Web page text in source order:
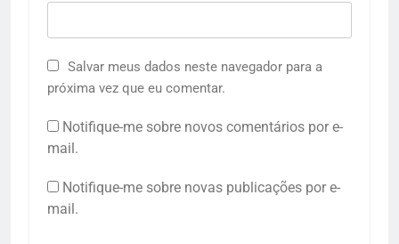
Salvar meus dados neste navegador para a
próxima vez que eu comentar.
Notifique-me sobre novos comentários por e-
mail.
Notifique-me sobre novas publicações por e-
mail.